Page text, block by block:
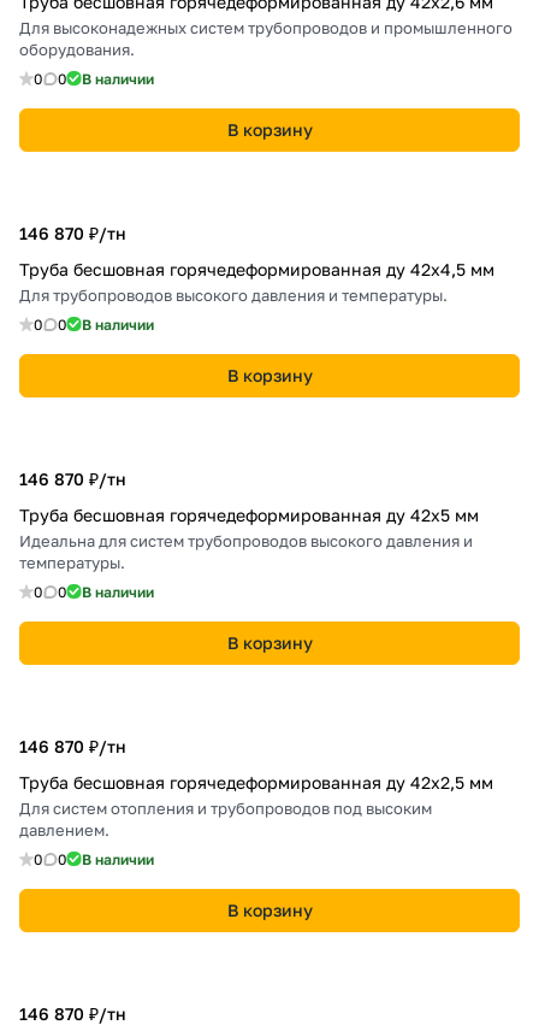
Для высоконадежных систем трубопроводов и промышленного
оборудования.
0 0 В наличии
В корзину
146 870 ₽/тн
Труба бесшовная горячедеформированная ду 42х4,5 мм
Для трубопроводов высокого давления и температуры.
0 0 В наличии
В корзину
146 870 ₽/тн
Труба бесшовная горячедеформированная ду 42х5 мм
Идеальна для систем трубопроводов высокого давления и
температуры.
0 0 В наличии
В корзину
146 870 ₽/тн
Труба бесшовная горячедеформированная ду 42х2,5 мм
Для систем отопления и трубопроводов под высоким
давлением.
0 0 В наличии
В корзину
146 870 ₽/тн